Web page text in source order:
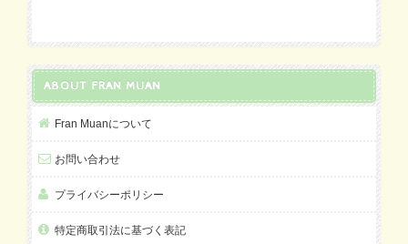
ABOUT FRAN MUAN
Fran Muanについて
お問い合わせ
プライバシーポリシー
特定商取引法に基づく表記